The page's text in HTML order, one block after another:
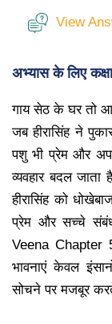
View
अभ्यास के लिए
गाय सेठ के घर तो
जब हीरासिंह ने
पशु भी प्रेम और
व्यवहार बदल
हीरासिंह को
प्रेम और सच्चे
Veena
भावनाएं केवल
सोचने पर मजबूर